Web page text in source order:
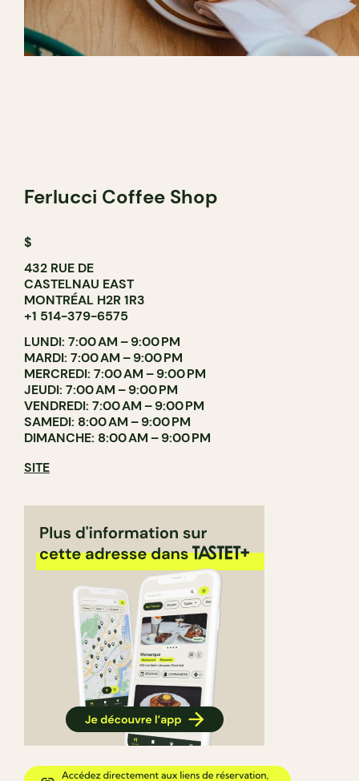
Ferlucci Coffee Shop
$
432 RUE DE
CASTELNAU EAST
MONTRÉAL H2R 1R3
+1 514-379-6575
LUNDI: 7:00 AM – 9:00 PM
MARDI: 7:00 AM – 9:00 PM
MERCREDI: 7:00 AM – 9:00 PM
JEUDI: 7:00 AM – 9:00 PM
VENDREDI: 7:00 AM – 9:00 PM
SAMEDI: 8:00 AM – 9:00 PM
DIMANCHE: 8:00 AM – 9:00 PM
SITE